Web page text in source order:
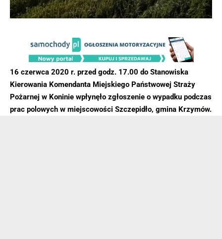
16 czerwca 2020 r. przed godz. 17.00 do Stanowiska
Kierowania Komendanta Miejskiego Państwowej Straży
Pożarnej w Koninie wpłynęło zgłoszenie o wypadku podczas
prac polowych w miejscowości Szczepidło, gmina Krzymów.